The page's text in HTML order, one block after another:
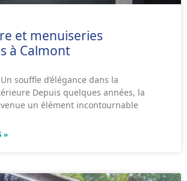
et menuiseries
à Calmont
souffle d’élégance dans la
Depuis quelques années, la
un élément incontournable
»